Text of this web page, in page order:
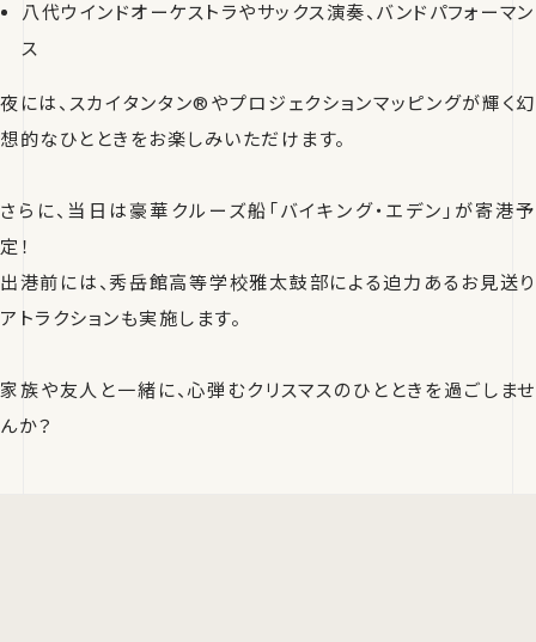
八代ウインドオーケストラやサックス演奏、バンドパフォーマン
ス
夜には、スカイタンタン®やプロジェクションマッピングが輝く幻
想的なひとときをお楽しみいただけます。
さらに、当日は豪華クルーズ船「バイキング・エデン」が寄港予
定！
出港前には、秀岳館高等学校雅太鼓部による迫力あるお見送り
アトラクションも実施します。
家族や友人と一緒に、心弾むクリスマスのひとときを過ごしませ
んか？